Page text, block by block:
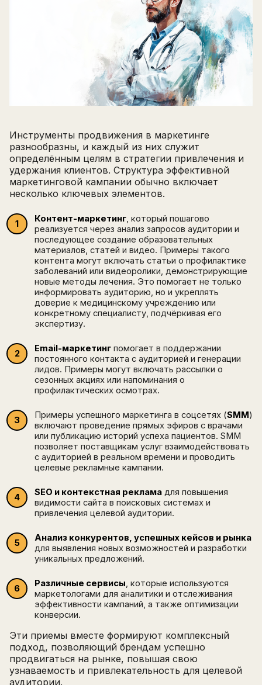
Написать в поддержку
Email
минимум 10 символов
Отправить
Написать в Telegram-бот
Инструменты продвижения в маркетинге
разнообразны, и каждый из них служит
определённым целям в стратегии привлечения и
удержания клиентов. Структура эффективной
маркетинговой кампании обычно включает
несколько ключевых элементов.
Контент-маркетинг, который пошагово
реализуется через анализ запросов аудитории и
последующее создание образовательных
материалов, статей и видео. Примеры такого
контента могут включать статьи о профилактике
заболеваний или видеоролики, демонстрирующие
новые методы лечения. Это помогает не только
информировать аудиторию, но и укреплять
доверие к медицинскому учреждению или
конкретному специалисту, подчёркивая его
экспертизу.
Email-маркетинг помогает в поддержании
постоянного контакта с аудиторией и генерации
лидов. Примеры могут включать рассылки о
сезонных акциях или напоминания о
профилактических осмотрах.
Примеры успешного маркетинга в соцсетях (SMM)
включают проведение прямых эфиров с врачами
или публикацию историй успеха пациентов. SMM
позволяет поставщикам услуг взаимодействовать
с аудиторией в реальном времени и проводить
целевые рекламные кампании.
SEO и контекстная реклама для повышения
видимости сайта в поисковых системах и
привлечения целевой аудитории.
Анализ конкурентов, успешных кейсов и рынка
для выявления новых возможностей и разработки
уникальных предложений.
Различные сервисы, которые используются
маркетологами для аналитики и отслеживания
эффективности кампаний, а также оптимизации
конверсии.
Эти приемы вместе формируют комплексный
подход, позволяющий брендам успешно
продвигаться на рынке, повышая свою
узнаваемость и привлекательность для целевой
аудитории.
Зарегистрируйтесь
ПОЛУЧИТЕ БЕСПЛАТНЫЙ